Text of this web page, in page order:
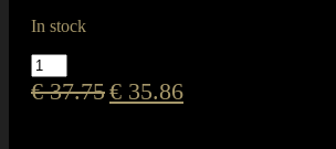
In stock
NEW
YORK
"KOBEGAL"
€37.75€ 35.86